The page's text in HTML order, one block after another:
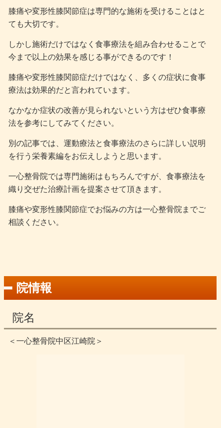
膝痛や変形性膝関節症は専門的な施術を受けることはと
ても大切です。
しかし施術だけではなく食事療法を組み合わせることで
今まで以上の効果を感じる事ができるのです！
膝痛や変形性膝関節症だけではなく、多くの症状に食事
療法は効果的だと言われています。
なかなか症状の改善が見られないという方はぜひ食事療
法を参考にしてみてください。
別の記事では、運動療法と食事療法のさらに詳しい説明
を行う栄養素編をお伝えしようと思います。
一心整骨院では専門施術はもちろんですが、食事療法を
織り交ぜた治療計画を提案させて頂きます。
膝痛や変形性膝関節症でお悩みの方は一心整骨院までご
相談ください。
院情報
院名
＜一心整骨院中区江崎院＞